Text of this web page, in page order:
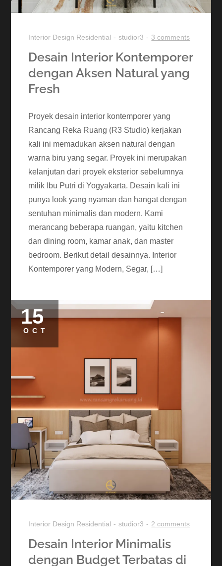
Interior Design Residential studior3 3 comments
Desain Interior Kontemporer
dengan Aksen Natural yang
Fresh
Proyek desain interior kontemporer yang
Rancang Reka Ruang (R3 Studio) kerjakan
kali ini memadukan aksen natural dengan
warna biru yang segar. Proyek ini merupakan
kelanjutan dari proyek eksterior sebelumnya
milik Ibu Putri di Yogyakarta. Desain kali ini
punya look yang nyaman dan hangat dengan
sentuhan minimalis dan modern. Kami
merancang beberapa ruangan, yaitu kitchen
dan dining room, kamar anak, dan master
bedroom. Berikut detail desainnya. Interior
Kontemporer yang Modern, Segar, […]
15
OCT
Interior Design Residential studior3 2 comments
Desain Interior Minimalis
dengan Budget Terbatas di